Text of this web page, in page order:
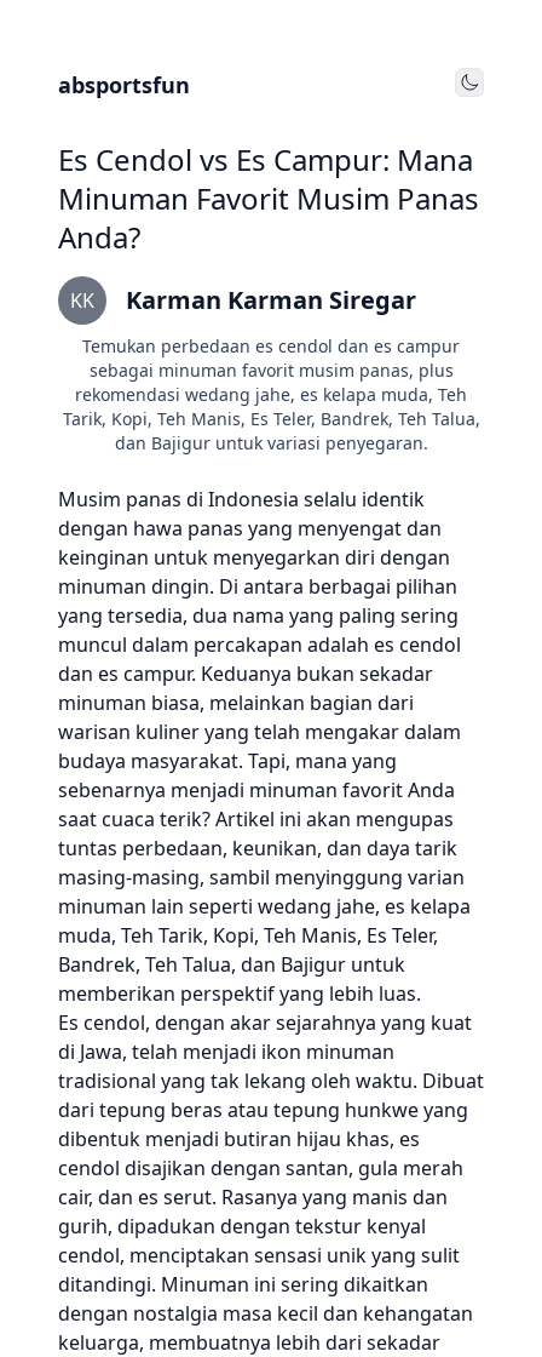
absportsfun Toggle
Es Cendol vs Es Campur: Mana
Minuman Favorit Musim Panas
Anda?
KK Karman Karman Siregar
Temukan perbedaan es cendol dan es campur
sebagai minuman favorit musim panas, plus
rekomendasi wedang jahe, es kelapa muda, Teh
Tarik, Kopi, Teh Manis, Es Teler, Bandrek, Teh Talua,
dan Bajigur untuk variasi penyegaran.
Musim panas di Indonesia selalu identik
dengan hawa panas yang menyengat dan
keinginan untuk menyegarkan diri dengan
minuman dingin. Di antara berbagai pilihan
yang tersedia, dua nama yang paling sering
muncul dalam percakapan adalah es cendol
dan es campur. Keduanya bukan sekadar
minuman biasa, melainkan bagian dari
warisan kuliner yang telah mengakar dalam
budaya masyarakat. Tapi, mana yang
sebenarnya menjadi minuman favorit Anda
saat cuaca terik? Artikel ini akan mengupas
tuntas perbedaan, keunikan, dan daya tarik
masing-masing, sambil menyinggung varian
minuman lain seperti wedang jahe, es kelapa
muda, Teh Tarik, Kopi, Teh Manis, Es Teler,
Bandrek, Teh Talua, dan Bajigur untuk
memberikan perspektif yang lebih luas.
Es cendol, dengan akar sejarahnya yang kuat
di Jawa, telah menjadi ikon minuman
tradisional yang tak lekang oleh waktu. Dibuat
dari tepung beras atau tepung hunkwe yang
dibentuk menjadi butiran hijau khas, es
cendol disajikan dengan santan, gula merah
cair, dan es serut. Rasanya yang manis dan
gurih, dipadukan dengan tekstur kenyal
cendol, menciptakan sensasi unik yang sulit
ditandingi. Minuman ini sering dikaitkan
dengan nostalgia masa kecil dan kehangatan
keluarga, membuatnya lebih dari sekadar